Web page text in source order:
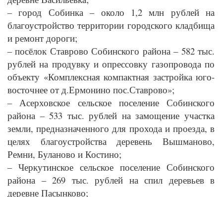
– город Собинка – около 1,2 млн рублей на
благоустройство территории городского кладбища
и ремонт дороги;
– посёлок Ставрово Собинского района – 582 тыс.
рублей на продувку и опрессовку газопровода по
объекту «Комплексная компактная застройка юго-
восточнее от д.Ермонино пос.Ставрово»;
– Асерховское сельское поселение Собинского
района – 533 тыс. рублей на замощение участка
земли, предназначенного для прохода и проезда, в
целях благоустройства деревень Вышманово,
Ремни, Буланово и Костино;
– Черкутинское сельское поселение Собинского
района – 269 тыс. рублей на спил деревьев в
деревне Пасынково;